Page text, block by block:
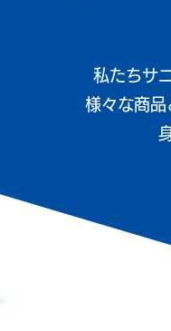
私たちサ
様々な商品